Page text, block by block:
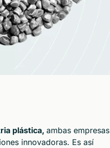
plástica, ambas empresas
innovadoras. Es así